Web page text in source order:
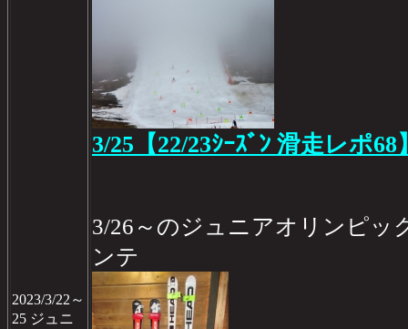
2023/3/22～
25 ジュニ
3/25【22/23ｼｰｽﾞﾝ 滑走レポ68
3/26～のジュニアオリンピッ
ンテ